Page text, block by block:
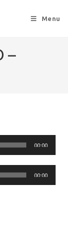
Menu
–
00:00
00:00